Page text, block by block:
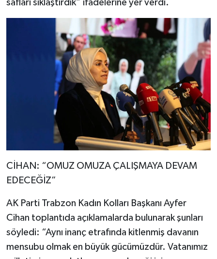
safları sıklaştırdık” ifadelerine yer verdi.
CİHAN: “OMUZ OMUZA ÇALIŞMAYA DEVAM
EDECEĞİZ”
AK Parti Trabzon Kadın Kolları Başkanı Ayfer
Cihan toplantıda açıklamalarda bulunarak şunları
söyledi: “Aynı inanç etrafında kitlenmiş davanın
mensubu olmak en büyük gücümüzdür. Vatanımız